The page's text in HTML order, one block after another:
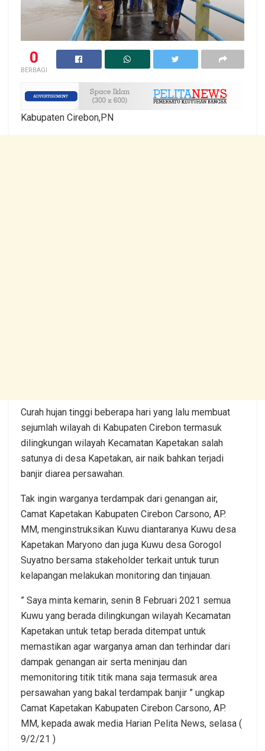
0
BERBAGI
Kabupaten Cirebon,PN
Curah hujan tinggi beberapa hari yang lalu membuat
sejumlah wilayah di Kabupaten Cirebon termasuk
dilingkungan wilayah Kecamatan Kapetakan salah
satunya di desa Kapetakan, air naik bahkan terjadi
banjir diarea persawahan.
Tak ingin warganya terdampak dari genangan air,
Camat Kapetakan Kabupaten Cirebon Carsono, AP.
MM, menginstruksikan Kuwu diantaranya Kuwu desa
Kapetakan Maryono dan juga Kuwu desa Gorogol
Suyatno bersama stakeholder terkait untuk turun
kelapangan melakukan monitoring dan tinjauan.
” Saya minta kemarin, senin 8 Februari 2021 semua
Kuwu yang berada dilingkungan wilayah Kecamatan
Kapetakan untuk tetap berada ditempat untuk
memastikan agar warganya aman dan terhindar dari
dampak genangan air serta meninjau dan
memonitoring titik titik mana saja termasuk area
persawahan yang bakal terdampak banjir ” ungkap
Camat Kapetakan Kabupaten Cirebon Carsono, AP.
MM, kepada awak media Harian Pelita News, selasa (
9/2/21 )